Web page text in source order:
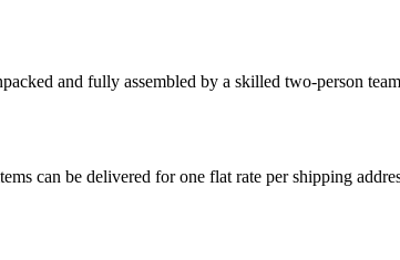
and fully assembled by a skilled two-person
can be delivered for one flat rate per shipping